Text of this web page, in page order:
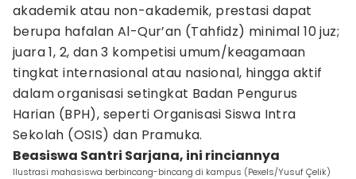
akademik atau non-akademik, prestasi dapat
berupa hafalan Al-Qur’an (Tahfidz) minimal 10 juz;
juara 1, 2, dan 3 kompetisi umum/keagamaan
tingkat internasional atau nasional, hingga aktif
dalam organisasi setingkat Badan Pengurus
Harian (BPH), seperti Organisasi Siswa Intra
Sekolah (OSIS) dan Pramuka.
Beasiswa Santri Sarjana, ini rinciannya
Ilustrasi mahasiswa berbincang-bincang di kampus (Pexels/Yusuf Çelik)